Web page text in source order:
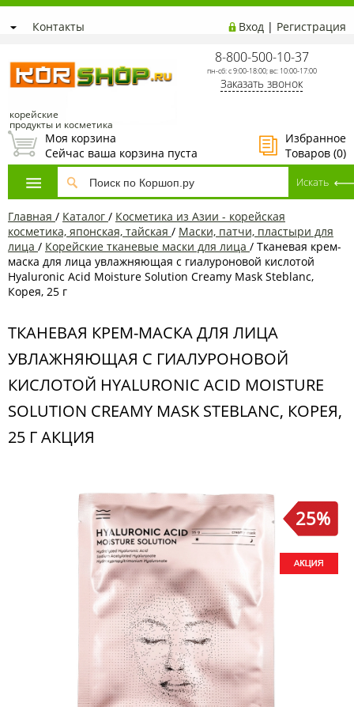
Контакты Вход | Регистрация
корейские
продукты и косметика
8-800-500-10-37
пн-сб: с 9:00-18:00; вс: 10:00-17:00
Заказать звонок
Избранное
Товаров (0)
Моя корзина
Сейчас ваша корзина пуста
Главная / Каталог / Косметика из Азии - корейская
косметика, японская, тайская / Маски, патчи, пластыри для
лица / Корейские тканевые маски для лица / Тканевая крем-
маска для лица увлажняющая с гиалуроновой кислотой
Hyaluronic Acid Moisture Solution Creamy Mask Steblanc,
Корея, 25 г
ТКАНЕВАЯ КРЕМ-МАСКА ДЛЯ ЛИЦА
УВЛАЖНЯЮЩАЯ С ГИАЛУРОНОВОЙ
КИСЛОТОЙ HYALURONIC ACID MOISTURE
SOLUTION CREAMY MASK STEBLANC, КОРЕЯ,
25 Г АКЦИЯ
25%